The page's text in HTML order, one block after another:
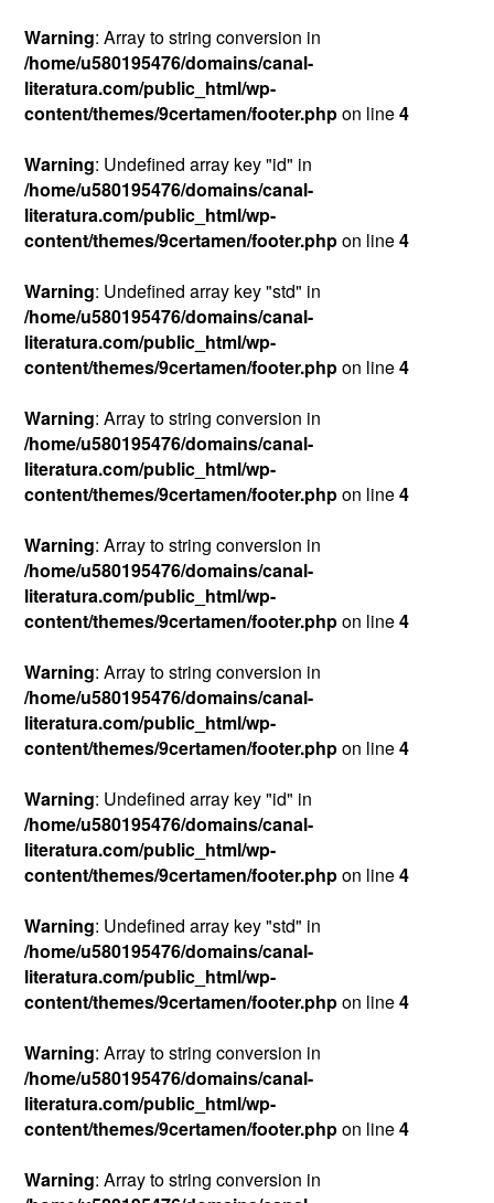
Warning: Array to string conversion in
/home/u580195476/domains/canal-
literatura.com/public_html/wp-
content/themes/9certamen/footer.phpon line4
Warning: Undefined array key "id" in
/home/u580195476/domains/canal-
literatura.com/public_html/wp-
content/themes/9certamen/footer.phpon line4
Warning: Undefined array key "std" in
/home/u580195476/domains/canal-
literatura.com/public_html/wp-
content/themes/9certamen/footer.phpon line4
Warning: Array to string conversion in
/home/u580195476/domains/canal-
literatura.com/public_html/wp-
content/themes/9certamen/footer.phpon line4
Warning: Array to string conversion in
/home/u580195476/domains/canal-
literatura.com/public_html/wp-
content/themes/9certamen/footer.phpon line4
Warning: Array to string conversion in
/home/u580195476/domains/canal-
literatura.com/public_html/wp-
content/themes/9certamen/footer.phpon line4
Warning: Undefined array key "id" in
/home/u580195476/domains/canal-
literatura.com/public_html/wp-
content/themes/9certamen/footer.phpon line4
Warning: Undefined array key "std" in
/home/u580195476/domains/canal-
literatura.com/public_html/wp-
content/themes/9certamen/footer.phpon line4
Warning: Array to string conversion in
/home/u580195476/domains/canal-
literatura.com/public_html/wp-
content/themes/9certamen/footer.phpon line4
Warning: Array to string conversion in